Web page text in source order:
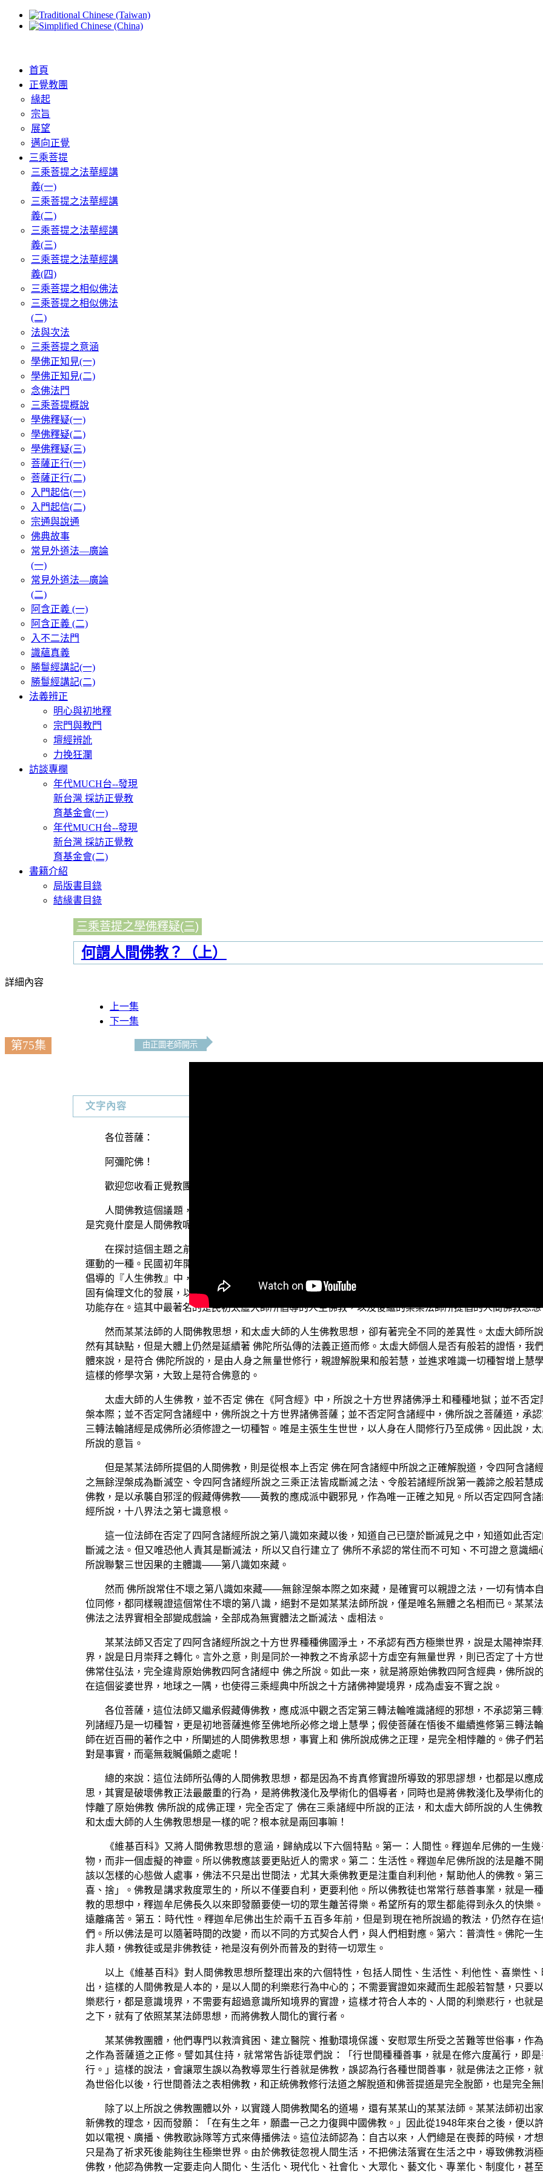
首頁
正覺教團
緣起
宗旨
展望
邁向正覺
三乘菩提
三乘菩提之法華經講
義(一)
三乘菩提之法華經講
義(二)
三乘菩提之法華經講
義(三)
三乘菩提之法華經講
義(四)
三乘菩提之相似佛法
三乘菩提之相似佛法
(二)
法與次法
三乘菩提之意涵
學佛正知見(一)
學佛正知見(二)
念佛法門
三乘菩提概說
學佛釋疑(一)
學佛釋疑(二)
學佛釋疑(三)
菩薩正行(一)
菩薩正行(二)
入門起信(一)
入門起信(二)
宗通與說通
佛典故事
常見外道法—廣論
(一)
常見外道法—廣論
(二)
阿含正義 (一)
阿含正義 (二)
入不二法門
識蘊真義
勝鬘經講記(一)
勝鬘經講記(二)
法義辨正
明心與初地釋
宗門與教門
壇經辨訛
力挽狂瀾
訪談專欄
年代MUCH台--發現
新台灣 採訪正覺教
育基金會(一)
年代MUCH台--發現
新台灣 採訪正覺教
育基金會(二)
書籍介紹
局版書目錄
結緣書目錄
三乘菩提之學佛釋疑(三)
何謂人間佛教？（上）
詳細內容
上一集
下一集
第75集 由正圜老師開示
文字內容
各位菩薩：
阿彌陀佛！
歡迎您收看正覺教團電視弘法節目，目前正在演述的是「三乘菩提之學佛釋疑」(三)單元，今天我們所
人間佛教這個議題，已經深深影響近百年來中國佛教的發展，尤其是數十年來，台灣許多鼎鼎有名的
是究竟什麼是人間佛教呢？這些團體所主張的人間佛教思想，真的是 佛陀的本懷嗎？學佛的目的，難道只
在探討這個主題之前，我們先來看看《維基百科》是如何為人間佛教下定義的。根據《維基百科》所
運動的一種。民國初年開始，因應儒家倫理、基督教慈善、科學思潮的一種佛教運動，有其時代性的階段
倡導的『人生佛教』中，思考現狀而作出的思想推進，後來由某某法師等近代法師，加以推廣弘傳。」也
固有倫理文化的發展，以及受西方基督教慈善事業，乃至科學思潮的影響，興起了一股新的佛教運動，這
功能存在。這其中最著名的是民初太虛大師所倡導的人生佛教，以及後繼的某某法師所提倡的人間佛教思想
然而某某法師的人間佛教思想，和太虛大師的人生佛教思想，卻有著完全不同的差異性。太虛大師所
然有其缺點，但是大體上仍然是延續著 佛陀所弘傳的法義正道而修。太虛大師個人是否有般若的證悟，我
體來說，是符合 佛陀所說的，是由人身之無量世修行，親證解脫果和般若慧，並進求唯識一切種智增上慧
這樣的修學次第，大致上是符合佛意的。
太虛大師的人生佛教，並不否定 佛在《阿含經》中，所說之十方世界諸佛淨土和種種地獄；並不否
槃本際；並不否定阿含諸經中，佛所說之十方世界諸佛菩薩；並不否定阿含諸經中，佛所說之菩薩道，承
三轉法輪諸經是成佛所必須修證之一切種智。唯是主張生生世世，以人身在人間修行乃至成佛。因此說，
所說的意旨。
但是某某法師所提倡的人間佛教，則是從根本上否定 佛在阿含諸經中所說之正確解脫道，令四阿含諸
之無餘涅槃成為斷滅空、令四阿含諸經所說之三乘正法皆成斷滅之法、令般若諸經所說第一義諦之般若慧
佛教，是以承襲自邪淫的假藏傳佛教——黃教的應成派中觀邪見，作為唯一正確之知見。所以否定四阿含
經所說，十八界法之第七識意根。
這一位法師在否定了四阿含諸經所說之第八識如來藏以後，知道自己已墮於斷滅見之中，知道如此否
斷滅之法。但又唯恐他人責其是斷滅法，所以又自行建立了 佛所不承認的常住而不可知、不可證之意識
所說聯繫三世因果的主體識——第八識如來藏。
然而 佛所說常住不壞之第八識如來藏——無餘涅槃本際之如來藏，是確實可以親證之法，一切有情本
位同修，都同樣親證這個常住不壞的第八識，絕對不是如某某法師所說，僅是唯名無體之名相而已。某某
佛法之法界實相全部變成戲論，全部成為無實體法之斷滅法、虛相法。
某某法師又否定了四阿含諸經所說之十方世界種種佛國淨土，不承認有西方極樂世界，說是太陽神崇
界，說是日月崇拜之轉化。言外之意，則是同於一神教之不肯承認十方虛空有無量世界，則已否定了十方
佛常住弘法，完全違背原始佛教四阿含諸經中 佛之所說。如此一來，就是將原始佛教四阿含經典，佛所說
在這個娑婆世界，地球之一隅，也使得三乘經典中所說之十方諸佛神變境界，成為虛妄不實之說。
各位菩薩，這位法師又繼承假藏傳佛教，應成派中觀之否定第三轉法輪唯識諸經的邪想，不承認第三
列諸經乃是一切種智，更是初地菩薩進修至佛地所必修之增上慧學；假使菩薩在悟後不繼續進修第三轉法
師在近百冊的著作之中，所闡述的人間佛教思想，事實上和 佛所說成佛之正理，是完全相悖離的。佛子們
對是事實，而毫無栽贓偏頗之處呢！
總的來說：這位法師所弘傳的人間佛教思想，都是因為不肯真修實證所導致的邪思謬想，也都是以應
思，其實是破壞佛教正法最嚴重的行為，是將佛教淺化及學術化的倡導者，同時也是將佛教淺化及學術化
悖離了原始佛教 佛所說的成佛正理，完全否定了 佛在三乘諸經中所說的正法，和太虛大師所說的人生佛
和太虛大師的人生佛教思想是一樣的呢？根本就是兩回事嘛！
《維基百科》又將人間佛教思想的意涵，歸納成以下六個特點。第一：人間性。釋迦牟尼佛的一生
物，而非一個虛擬的神靈。所以佛教應該要更貼近人的需求。第二：生活性。釋迦牟尼佛所說的法是離不
該以怎樣的心態做人處事，佛法不只是出世間法，尤其大乘佛教更是注重自利利他，幫助他人的佛教。第
喜、捨」。佛教是講求救度眾生的，所以不僅要自利，更要利他。所以佛教徒也常常行慈善事業，就是一
教的思想中，釋迦牟尼佛長久以來即發願要使一切的眾生離苦得樂。希望所有的眾生都能得到永久的快樂
遠離痛苦。第五：時代性。釋迦牟尼佛出生於兩千五百多年前，但是到現在祂所說過的教法，仍然存在
們。所以佛法是可以隨著時間的改變，而以不同的方式契合人們，與人們相對應。第六：普濟性。佛陀一
非人類，佛教徒或是非佛教徒，祂是沒有例外而普及的對待一切眾生。
以上《維基百科》對人間佛教思想所整理出來的六個特性，包括人間性、生活性、利他性、喜樂性
出，這樣的人間佛教是人本的，是以人間的利樂悲行為中心的；不需要實證如來藏而生起般若智慧，只要
樂悲行，都是意識境界，不需要有超過意識所知境界的實證，這樣才符合人本的、人間的利樂悲行，也就
之下，就有了依照某某法師思想，而將佛教人間化的實行者。
某某佛教團體，他們專門以救濟貧困、建立醫院、推動環境保護、安慰眾生所受之苦難等世俗事，作
之作為菩薩道之正修。譬如其住持，就常常告訴徒眾們說：「行世間種種善事，就是在修六度萬行，即
行。」這樣的說法，會讓眾生誤以為教導眾生行善就是佛教，誤認為行各種世間善事，就是佛法之正修，
為世俗化以後，行世間善法之表相佛教，和正統佛教修行法道之解脫道和佛菩提道是完全脫節，也是完全無
除了以上所說之佛教團體以外，以實踐人間佛教聞名的道場，還有某某山的某某法師。某某法師初出
新佛教的理念，因而發願：「在有生之年，願盡一己之力復興中國佛教。」因此從1948年來台之後，便以
如以電視、廣播、佛教歌詠隊等方式來傳播佛法。這位法師認為：自古以來，人們總是在喪葬的時候，才
只是為了祈求死後能夠往生極樂世界。由於佛教徒忽視人間生活，不把佛法落實在生活之中，導致佛教消
佛教，他認為佛教一定要走向人間化、生活化、現代化、社會化、大眾化、藝文化、專業化、制度化，甚